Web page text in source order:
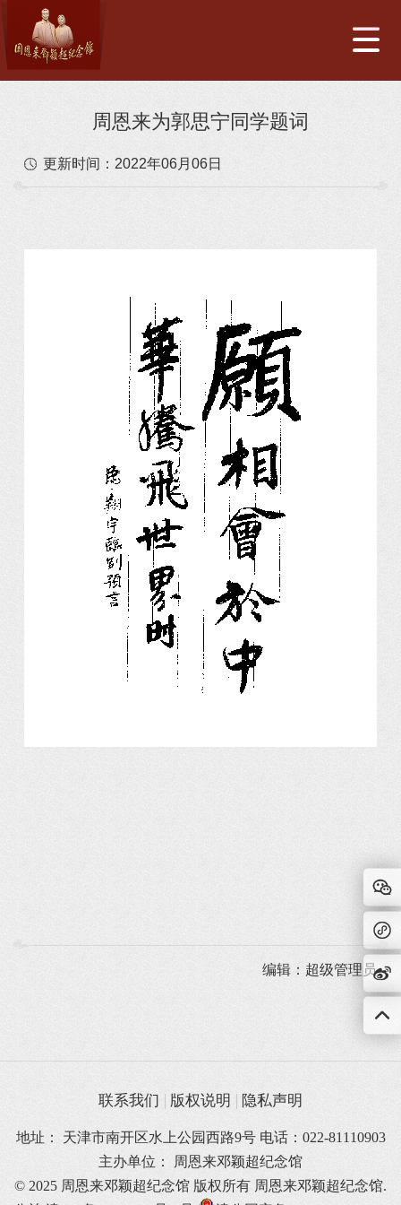
周恩来为郭思宁同学题词
更新时间： 2022年06月06日
编辑：超级管理员
联系我们 版权说明 隐私声明
地址： 天津市南开区水上公园西路9号 电话：022-81110903
主办单位： 周恩来邓颖超纪念馆
© 2025 周恩来邓颖超纪念馆 版权所有 周恩来邓颖超纪念馆.